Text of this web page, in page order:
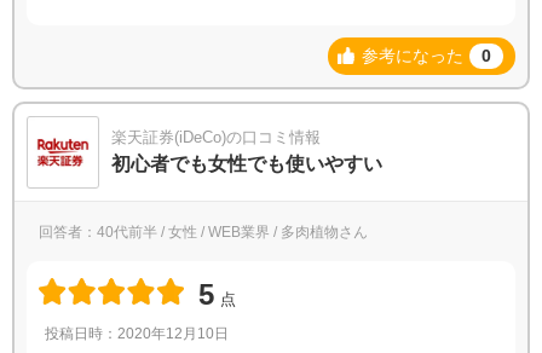
参考になった 0
楽天証券(iDeCo)の口コミ情報
初心者でも女性でも使いやすい
回答者：40代前半 / 女性 / WEB業界 / 多肉植物さん
5 点
投稿日時：2020年12月10日